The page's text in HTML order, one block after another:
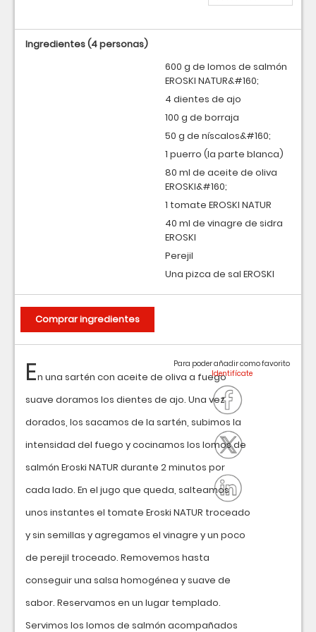
En una sartén con aceite de oliva a fuego
suave doramos los dientes de ajo. Una vez
dorados, los sacamos de la sartén, subimos la
intensidad del fuego y cocinamos los lomos de
salmón Eroski NATUR durante 2 minutos por
cada lado. En el jugo que queda, salteamos
unos instantes el tomate Eroski NATUR troceado
y sin semillas y agregamos el vinagre y un poco
de perejil troceado. Removemos hasta
conseguir una salsa homogénea y suave de
sabor. Reservamos en un lugar templado.
Servimos los lomos de salmón acompañados
Para poder añadir como favorito
Ingredientes(4 personas)
600 g de lomos de salmón
EROSKI NATUR&#160;
4 dientes de ajo
100 g de borraja
50 g de níscalos&#160;
1 puerro (la parte blanca)
80 ml de aceite de oliva
EROSKI&#160;
1 tomate EROSKI NATUR
40 ml de vinagre de sidra
EROSKI
Perejil
Una pizca de sal EROSKI
Comprar ingredientes